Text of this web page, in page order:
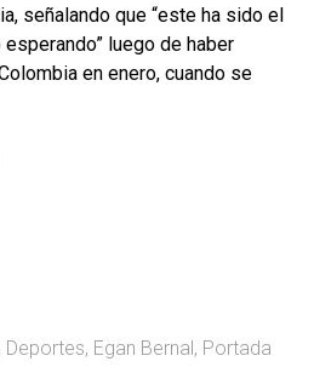
señalando que “este ha sido el
luego de haber
en enero, cuando se
Deportes, Egan Bernal , Portada